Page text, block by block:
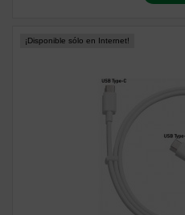
¡Disponible sólo en Internet!